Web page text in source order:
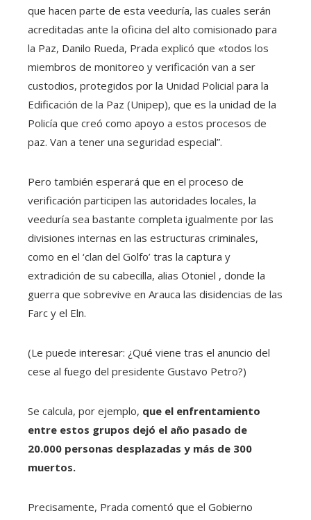
que hacen parte de esta veeduría, las cuales serán
acreditadas ante la oficina del alto comisionado para
la Paz, Danilo Rueda, Prada explicó que «todos los
miembros de monitoreo y verificación van a ser
custodios, protegidos por la Unidad Policial para la
Edificación de la Paz (Unipep), que es la unidad de la
Policía que creó como apoyo a estos procesos de
paz. Van a tener una seguridad especial”.
Pero también esperará que en el proceso de
verificación participen las autoridades locales, la
veeduría sea bastante completa igualmente por las
divisiones internas en las estructuras criminales,
como en el ‘clan del Golfo’ tras la captura y
extradición de su cabecilla, alias Otoniel , donde la
guerra que sobrevive en Arauca las disidencias de las
Farc y el Eln.
(Le puede interesar: ¿Qué viene tras el anuncio del
cese al fuego del presidente Gustavo Petro?)
Se calcula, por ejemplo, que el enfrentamiento
entre estos grupos dejó el año pasado de
20.000 personas desplazadas y más de 300
muertos.
Precisamente, Prada comentó que el Gobierno